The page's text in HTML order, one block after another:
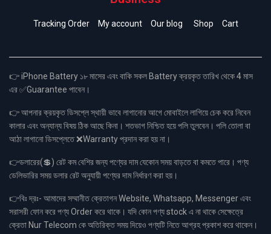
Tracking Order My account Our blog Shop Cart
👉 iPhone Battery ১৮ মাসের এবং বাকি সকল Battery ক্রয়কৃত তারিখ থেকে 4 মাস
এর ✅Guarantee পাবেন।
👉 আপনার ক্রয়কৃত ডিসপ্লে স্থায়ী ভাবে লাগানোর আগে মোবাইলে লাগিয়ে চেক করে নিবেন
কালার এবং অন্যান্য বিষয় ঠিক আছে কিনা। শতভাগ নিশ্চিত হয়ে পলি তুলবেন। পলি তোলা বা
আঠা লাগানো ডিসপ্লেতে ❌Warranty প্রদান করা হয় না।
👉ডলারের(💲) রেট কম বেশির জন্য পণ্যের দাম যেকোন সময় বাড়তে বা কমতে পারে। পণ্য
ডেলিভারির সময় ডলার রেট অনুযায়ী পণ্যের দাম নির্ধারণ করা হয়।
👉বিঃ দ্রঃ- আমাদের সম্মানীত ক্রেতাগন Website, Whatsapp, Messenger এবং
সরাসরী ফোন করে পণ্য Order করে থাকে। যদি কোন পণ্য stock এ না থাকে সেক্ষেত্রে
ক্রেতা Nur Telecom কে অতিরিক্ত সময় দিয়েও পণ্যটি নিতে আগ্রহ প্রকাশ করে থাকেন।